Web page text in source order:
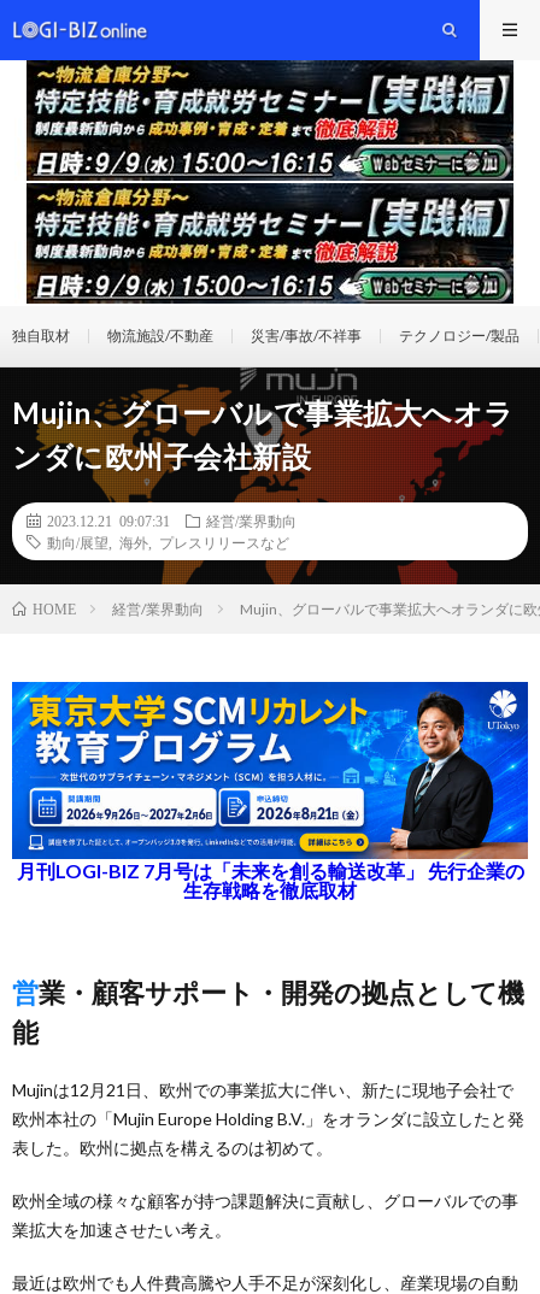
独自取材 物流施設/不動産 災害/事故/不祥事 テクノロジー/製品
Mujin、グローバルで事業拡大へオラ
ンダに欧州子会社新設
2023.12.21 09:07:31
経営/業界動向
動向/展望
海外 プレスリリースなど
HOME 経営/業界動向 Mujin、グローバルで事業拡大へオランダに
月刊LOGI-BIZ 7月号は「未来を創る輸送改革」 先行企業の
生存戦略を徹底取材
営業・顧客サポート・開発の拠点として機
能
Mujinは12月21日、欧州での事業拡大に伴い、新たに現地子会社で
欧州本社の「Mujin Europe Holding B.V.」をオランダに設立したと発
表した。欧州に拠点を構えるのは初めて。
欧州全域の様々な顧客が持つ課題解決に貢献し、グローバルでの事
業拡大を加速させたい考え。
最近は欧州でも人件費高騰や人手不足が深刻化し、産業現場の自動